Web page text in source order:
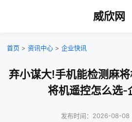
威欣网
首页 > 资讯中心 > 企业快讯
弃小谋大!手机能检测麻
将机遥控怎么选-
发布时间：2026-08-08